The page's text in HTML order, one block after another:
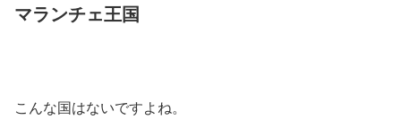
マランチェ王国
こんな国はないですよね。